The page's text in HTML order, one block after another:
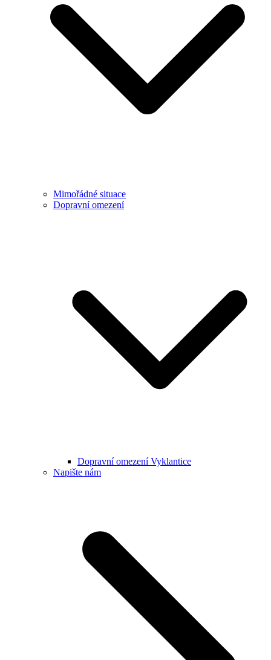
Mimořádné situace
Dopravní omezení
Dopravní omezení Vyklantice
Napište nám